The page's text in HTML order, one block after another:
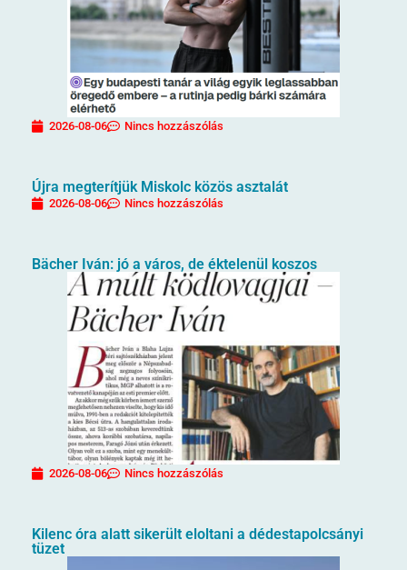
2026-08-06 Nincs hozzászólás
Újra megterítjük Miskolc közös asztalát
2026-08-06 Nincs hozzászólás
Bächer Iván: jó a város, de éktelenül koszos
2026-08-06 Nincs hozzászólás
Kilenc óra alatt sikerült eloltani a dédestapolcsányi
tüzet